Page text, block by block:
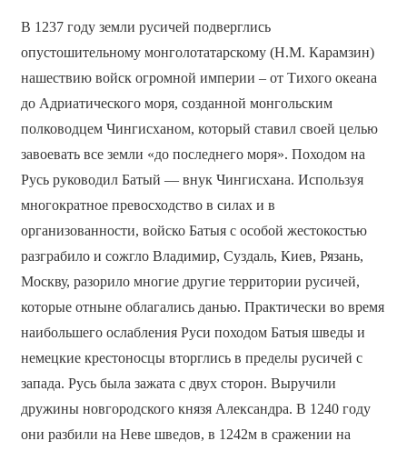
В 1237 году земли русичей подверглись
опустошительному монголо­татарскому (Н.М. Карамзин)
нашествию войск огромной империи – от Тихого океана
до Адриатического моря, созданной монгольским
полководцем Чингисханом, который ставил своей целью
завоевать все земли «до последнего моря». Походом на
Русь руководил Батый — внук Чингисхана. Используя
многократное превосходство в силах и в
организованности, войско Батыя с особой жестокостью
разграбило и сожгло Владимир, Суздаль, Киев, Рязань,
Москву, разорило многие другие территории русичей,
которые отныне облагались данью. Практически во время
наибольшего ослабления Руси походом Батыя шведы и
немецкие крестоносцы вторглись в пределы русичей с
запада. Русь была зажата с двух сторон. Выручили
дружины новгородского князя Александра. В 1240 году
они разбили на Неве шведов, в 1242­м в сражении на